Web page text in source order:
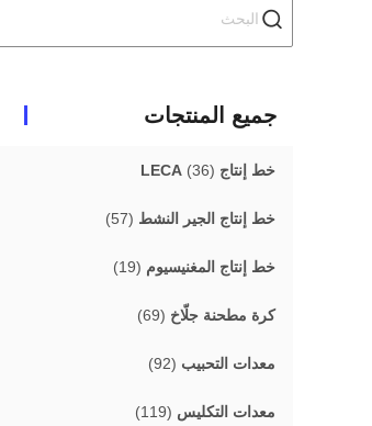
جميع المنتجات
خط إنتاج LECA (36)
خط إنتاج الجير النشط (57)
خط إنتاج المغنيسيوم (19)
كرة مطحنة جلّاخ (69)
معدات التحبيب (92)
معدات التكليس (119)